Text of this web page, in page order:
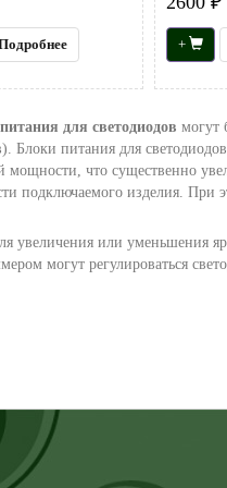
+
для светодиодов могут
Блоки питания для
мощности, что существенно
подключаемого изделия. При
увеличения или уменьшения
могут регулироваться